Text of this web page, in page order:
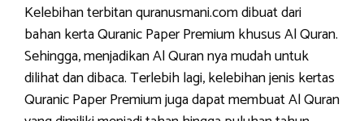
Kelebihan terbitan quranusmani.com dibuat dari
bahan kerta Quranic Paper Premium khusus Al Quran.
Sehingga, menjadikan Al Quran nya mudah untuk
dilihat dan dibaca. Terlebih lagi, kelebihan jenis kertas
Quranic Paper Premium juga dapat membuat Al Quran